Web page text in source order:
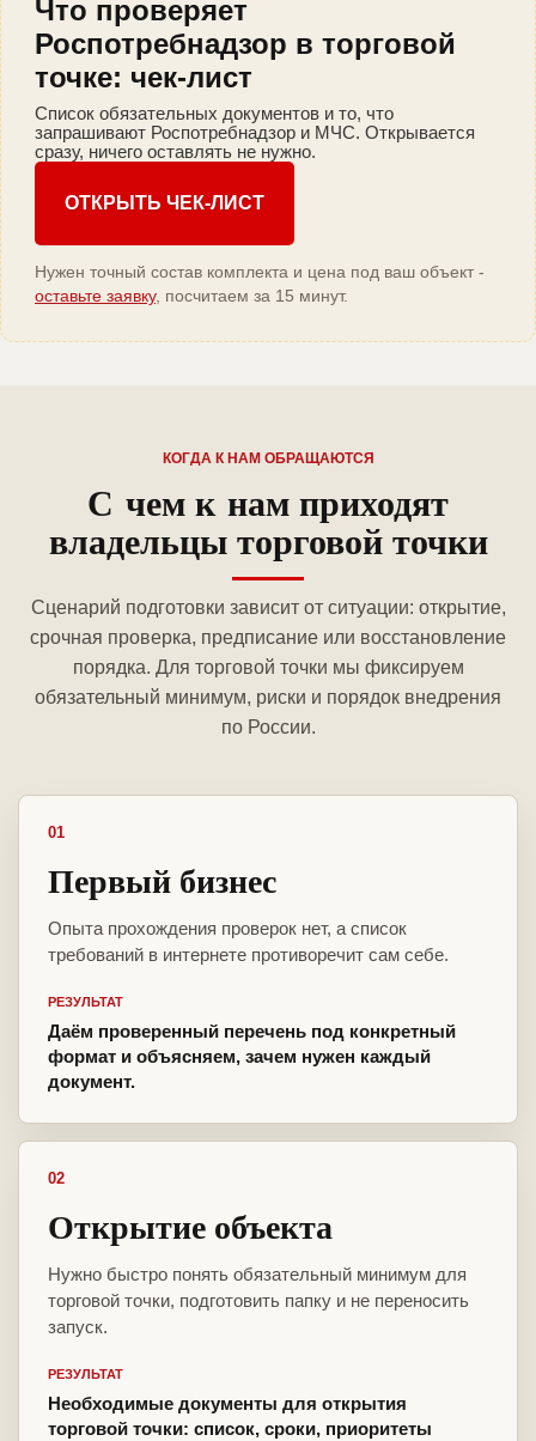
Что проверяет
Роспотребнадзор в торговой
точке: чек-лист
Список обязательных документов и то, что
запрашивают Роспотребнадзор и МЧС. Открывается
сразу, ничего оставлять не нужно.
ОТКРЫТЬ ЧЕК-ЛИСТ
Нужен точный состав комплекта и цена под ваш объект -
оставьте заявку, посчитаем за 15 минут.
КОГДА К НАМ ОБРАЩАЮТСЯ
С чем к нам приходят
владельцы торговой точки
Сценарий подготовки зависит от ситуации: открытие,
срочная проверка, предписание или восстановление
порядка. Для торговой точки мы фиксируем
обязательный минимум, риски и порядок внедрения
по России.
01
Первый бизнес
Опыта прохождения проверок нет, а список
требований в интернете противоречит сам себе.
РЕЗУЛЬТАТ
Даём проверенный перечень под конкретный
формат и объясняем, зачем нужен каждый
документ.
02
Открытие объекта
Нужно быстро понять обязательный минимум для
торговой точки, подготовить папку и не переносить
запуск.
РЕЗУЛЬТАТ
Необходимые документы для открытия
торговой точки: список, сроки, приоритеты